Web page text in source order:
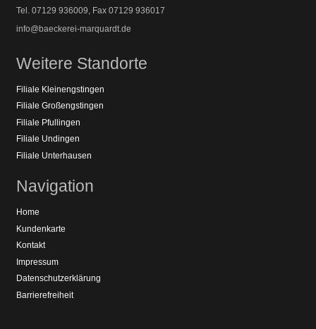
Tel. 07129 936009, Fax 07129 936017
info@baeckerei-marquardt.de
Weitere Standorte
Filiale Kleinengstingen
Filiale Großengstingen
Filiale Pfullingen
Filiale Undingen
Filiale Unterhausen
Navigation
Home
Kundenkarte
Kontakt
Impressum
Datenschutzerklärung
Barrierefreiheit